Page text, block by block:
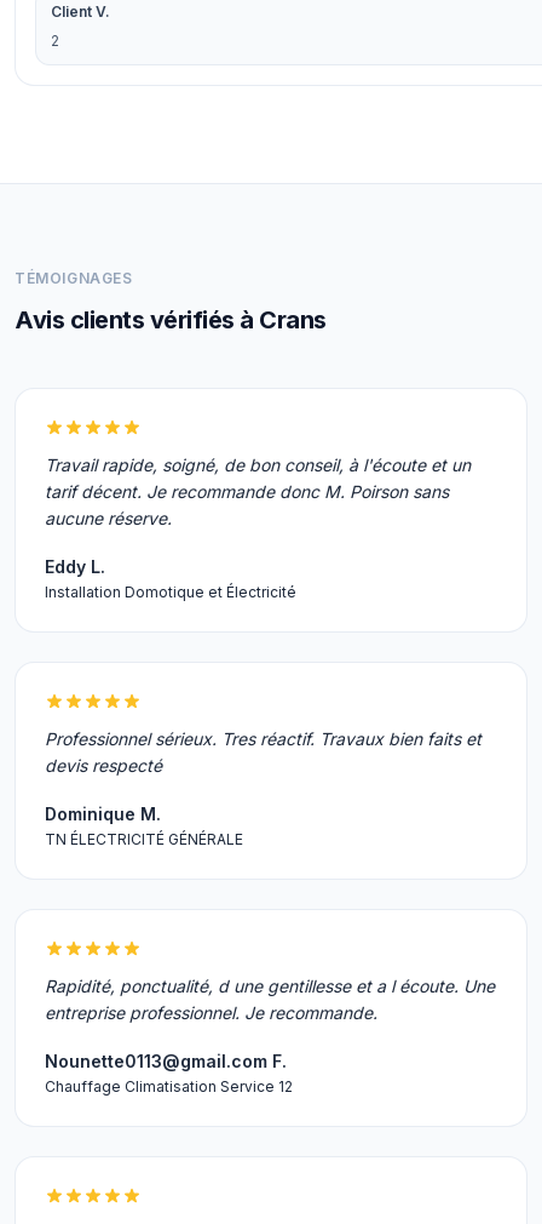
Client V.
2
TÉMOIGNAGES
Avis clients vérifiés à Crans
Travail rapide, soigné, de bon conseil, à l'écoute et un
tarif décent. Je recommande donc M. Poirson sans
aucune réserve.
Eddy L.
Installation Domotique et Électricité
Professionnel sérieux. Tres réactif. Travaux bien faits et
devis respecté
Dominique M.
TN ÉLECTRICITÉ GÉNÉRALE
Rapidité, ponctualité, d une gentillesse et a l écoute. Une
entreprise professionnel. Je recommande.
Nounette0113@gmail.com F.
Chauffage Climatisation Service 12